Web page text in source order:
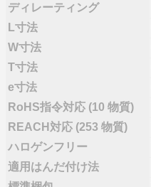
ディレーティング
L寸法
W寸法
T寸法
e寸法
RoHS指令対応 (10 物質)
REACH対応 (253 物質)
ハロゲンフリー
適用はんだ付け法